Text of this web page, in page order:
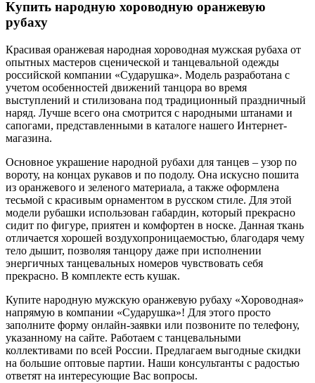
Купить народную хороводную оранжевую
рубаху
Красивая оранжевая народная хороводная мужская рубаха от
опытных мастеров сценической и танцевальной одежды
российской компании «Сударушка». Модель разработана с
учетом особенностей движений танцора во время
выступлений и стилизована под традиционный праздничный
наряд. Лучше всего она смотрится с народными штанами и
сапогами, представленными в каталоге нашего Интернет-
магазина.
Основное украшение народной рубахи для танцев – узор по
вороту, на концах рукавов и по подолу. Она искусно пошита
из оранжевого и зеленого материала, а также оформлена
тесьмой с красивым орнаментом в русском стиле. Для этой
модели рубашки использован габардин, который прекрасно
сидит по фигуре, приятен и комфортен в носке. Данная ткань
отличается хорошей воздухопроницаемостью, благодаря чему
тело дышит, позволяя танцору даже при исполнении
энергичных танцевальных номеров чувствовать себя
прекрасно. В комплекте есть кушак.
Купите народную мужскую оранжевую рубаху «Хороводная»
напрямую в компании «Сударушка»! Для этого просто
заполните форму онлайн-заявки или позвоните по телефону,
указанному на сайте. Работаем с танцевальными
коллективами по всей России. Предлагаем выгодные скидки
на большие оптовые партии. Наши консультанты с радостью
ответят на интересующие Вас вопросы.